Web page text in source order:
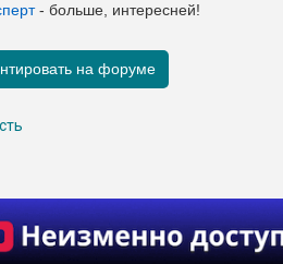
- больше, интересней!